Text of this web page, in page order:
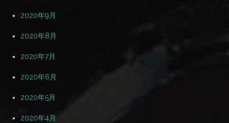
2020年9月
2020年8月
2020年7月
2020年6月
2020年5月
2020年4月